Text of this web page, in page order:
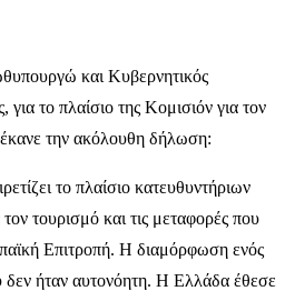
και Κυβερνητικός
το πλαίσιο της Κομισιόν για τον
έκανε την ακόλουθη δήλωση:
το πλαίσιο κατευθυντήριων
τουρισμό και τις μεταφορές που
Επιτροπή. Η διαμόρφωση ενός
δεν ήταν αυτονόητη. Η Ελλάδα έθεσε